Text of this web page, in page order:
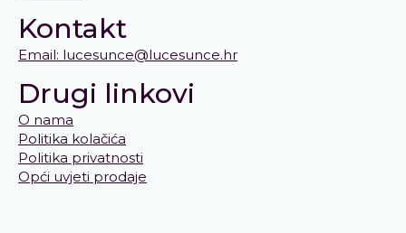
Kontakt
Email: lucesunce@lucesunce.hr
Drugi linkovi
O nama
Politika kolačića
Politika privatnosti
Opći uvjeti prodaje